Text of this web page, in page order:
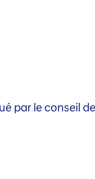
par le conseil